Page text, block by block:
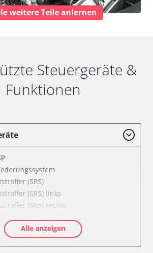
weitere Teile anlernen
Steuergeräte &
Funktionen
(SRS)
(SRS) links
(SRS) rechts
Alle anzeigen